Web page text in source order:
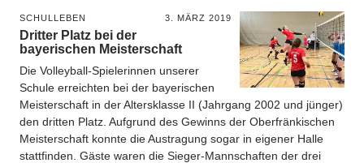
SCHULLEBEN 3. MÄRZ 2019
Dritter Platz bei der
bayerischen Meisterschaft
Die Volleyball-Spielerinnen unserer
Schule erreichten bei der bayerischen
Meisterschaft in der Altersklasse II (Jahrgang 2002 und jünger)
den dritten Platz. Aufgrund des Gewinns der Oberfränkischen
Meisterschaft konnte die Austragung sogar in eigener Halle
stattfinden. Gäste waren die Sieger-Mannschaften der drei